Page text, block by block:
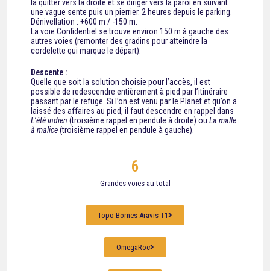
la quitter vers la droite et se diriger vers la paroi en suivant
une vague sente puis un pierrier. 2 heures depuis le parking.
Dénivellation : +600 m / -150 m.
La voie Confidentiel se trouve environ 150 m à gauche des
autres voies (remonter des gradins pour atteindre la
cordelette qui marque le départ).
Descente :
Quelle que soit la solution choisie pour l’accès, il est
possible de redescendre entièrement à pied par l’itinéraire
passant par le refuge. Si l’on est venu par le Planet et qu’on a
laissé des affaires au pied, il faut descendre en rappel dans
L’été indien (troisième rappel en pendule à droite) ouLa malle
à malice(troisième rappel en pendule à gauche).
Grandes voies au total
6
Topo Bornes Aravis T1
OmegaRoc